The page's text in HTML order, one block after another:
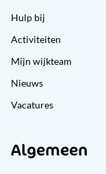
Hulp bij
Activiteiten
Mijn wijkteam
Nieuws
Vacatures
Algemeen